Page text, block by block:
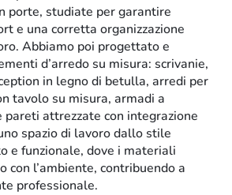
porte, studiate per garantire
e una corretta organizzazione
Abbiamo poi progettato e
d’arredo su misura: scrivanie,
in legno di betulla, arredi per
tavolo su misura, armadi a
pareti attrezzate con integrazione
spazio di lavoro dallo stile
e funzionale, dove i materiali
con l’ambiente, contribuendo a
professionale.